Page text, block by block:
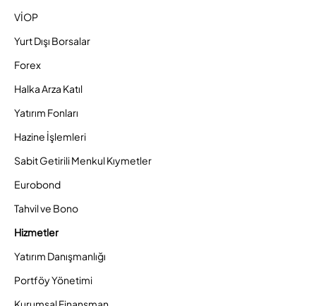
VİOP
Yurt Dışı Borsalar
Forex
Halka Arza Katıl
Yatırım Fonları
Hazine İşlemleri
Sabit Getirili Menkul Kıymetler
Eurobond
Tahvil ve Bono
Hizmetler
Yatırım Danışmanlığı
Portföy Yönetimi